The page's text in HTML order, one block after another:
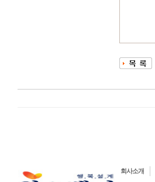
회사소개